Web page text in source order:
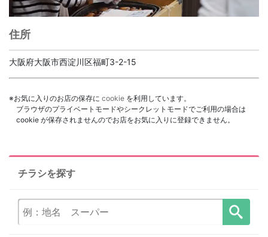
住所
大阪府大阪市西淀川区福町3-2-15
※お気に入りのお店の保存に cookie を利用しています。
ブラウザのプライベートモードやシークレットモードでご利用の場合は
cookie が保存されませんのでお店をお気に入りに登録できません。
チラシを探す